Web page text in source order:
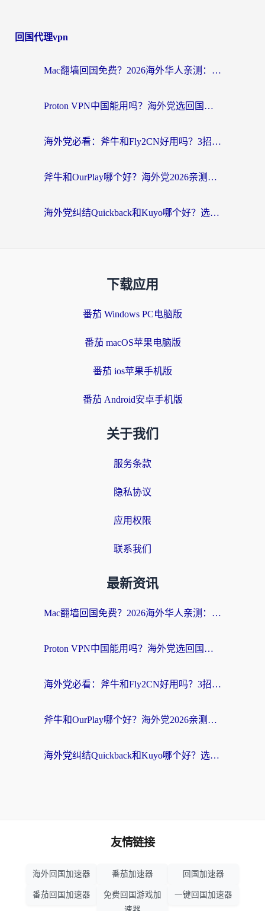
回国代理vpn
Mac翻墙回国免费？2026海外华人亲测：从CCTV5直播到国内APP，这样选加速器才靠谱
Proton VPN中国能用吗？海外党选回国加速器的避坑指南（附番茄加速器实测）
海外党必看：斧牛和Fly2CN好用吗？3招教你选对回国加速器（附免费试用攻略）
斧牛和OurPlay哪个好？海外党2026亲测：选对加速器，国内资源秒加载
海外党纠结Quickback和Kuyo哪个好？选对回国加速器才能无缝刷国内资源
下载应用
番茄 Windows PC电脑版
番茄 macOS苹果电脑版
番茄 ios苹果手机版
番茄 Android安卓手机版
关于我们
服务条款
隐私协议
应用权限
联系我们
最新资讯
Mac翻墙回国免费？2026海外华人亲测：从CCTV5直播到国内APP，这样选加速器才靠谱
Proton VPN中国能用吗？海外党选回国加速器的避坑指南（附番茄加速器实测）
海外党必看：斧牛和Fly2CN好用吗？3招教你选对回国加速器（附免费试用攻略）
斧牛和OurPlay哪个好？海外党2026亲测：选对加速器，国内资源秒加载
海外党纠结Quickback和Kuyo哪个好？选对回国加速器才能无缝刷国内资源
友情链接
海外回国加速器 番茄加速器 回国加速器
番茄回国加速器
免费回国游戏加
一键回国加速器